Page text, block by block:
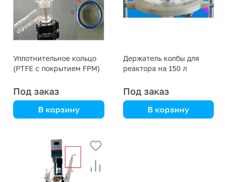
Уплотнительное кольцо
(PTFE с покрытием FPM)
клапана для реактора на
150 литров
Под заказ
В корзину
Держатель колбы для
реактора на 150 л
Под заказ
В корзину